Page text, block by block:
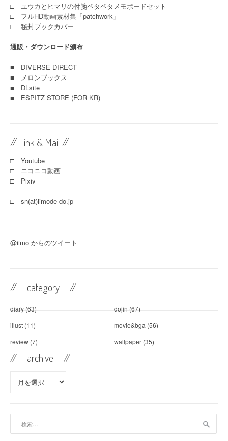
□ ユウカとヒマリの付箋ペタペタメモボードセット
□ フルHD動画素材集「patchwork」
□ 秘封ブックカバー
通販・ダウンロード頒布
■ DIVERSE DIRECT
■
メロンブックス
■ DLsite
■ ESPITZ STORE (FOR KR)
// Link & Mail //
□ Youtube
□ ニコニコ動画
□ Pixiv
□ sn(at)iimode-do.jp
@iimo からのツイート
// category //
diary (63) dojin (67)
illust (11) movie&bga (56)
review (7) wallpaper (35)
// archive //
archive //